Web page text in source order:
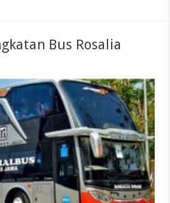
Bus Rosalia